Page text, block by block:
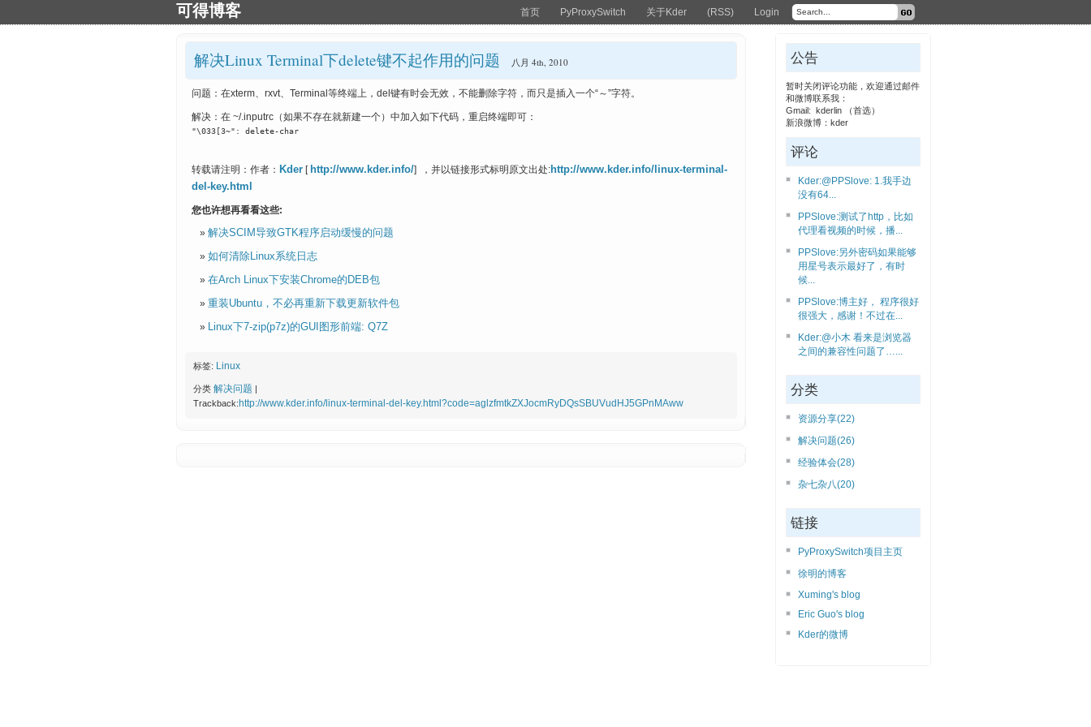
可得博客 首页 PyProxySwitch 关于Kder (RSS) Login
解决Linux Terminal下delete键不起作用的问题 八月 4th, 2010
问题：在xterm、rxvt、Terminal等终端上，del键有时会无效，不能删除字符，而只是插入一个“～”字符。
解决：在 ~/.inputrc（如果不存在就新建一个）中加入如下代码，重启终端即可：
"\033[3~": delete-char
转载请注明：作者： Kder [ http://www.kder.info/] ，并以链接形式标明原文出处:http://www.kder.info/linux-terminal-
del-key.html
您也许想再看看这些:
解决SCIM导致GTK程序启动缓慢的问题
如何清除Linux系统日志
在Arch Linux下安装Chrome的DEB包
重装Ubuntu，不必再重新下载更新软件包
Linux下7-zip(p7z)的GUI图形前端: Q7Z
标签: Linux
分类 解决问题 |
Trackback: http://www.kder.info/linux-terminal-del-key.html?code=aglzfmtkZXJocmRyDQsSBUVudHJ5GPnMAww
公告
暂时关闭评论功能，欢迎通过邮件
和微博联系我：
Gmail: kderlin （首选）
新浪微博：kder
评论
Kder:@PPSlove: 1.我手边
没有64...
PPSlove:测试了http，比如
代理看视频的时候，播...
PPSlove:另外密码如果能够
用星号表示最好了，有时
候...
PPSlove:博主好， 程序很好
很强大，感谢！不过在...
Kder:@小木 看来是浏览器
之间的兼容性问题了…...
分类
资源分享(22)
解决问题(26)
经验体会(28)
杂七杂八(20)
链接
PyProxySwitch项目主页
徐明的博客
Xuming's blog
Eric Guo's blog
Kder的微博